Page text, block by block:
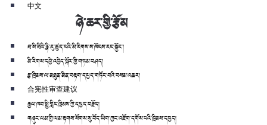
中文
ཉེ་ཆར་གྱི་རྩོམ
ཐ་སི་ཐིའི་རྙི་རུ་ཚུད་པའི་མི་རིགས་ས་ཁོངས་རང་སྐྱོང་།
མི་རིགས་དབྱེ་འབྱེད་སྐོར་གྱི་གཏམ་བཤད།
རྩ་ཁྲིམས་ལ་མཐུན་མིན་བརྟག་དཔྱད་གཏོང་བའི་བསམ་འཆར།
合宪性审查建议
རྒྱལ་ཁབ་སྤྱི་གླིང་ཁྲིམས་ཀྱི་དཔྱད་བརྗོད།
གཞུང་ལམ་གྱི་ལམ་རྟགས་སོགས་སུ་བོད་ཡིག་ཀྱང་འཇོག་དགོས་པའི་ཁྲིམས་དཔྱད།